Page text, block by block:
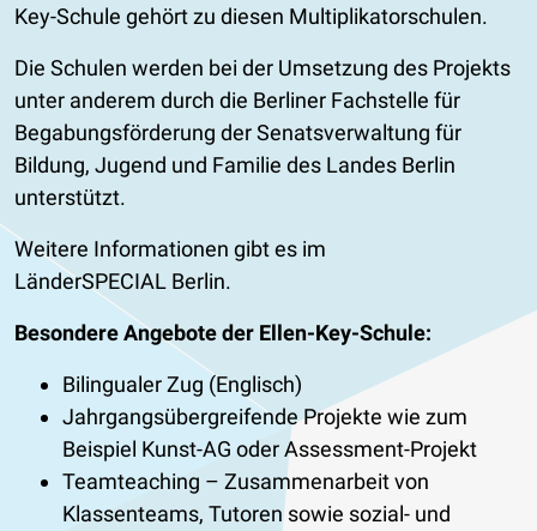
Key-Schule gehört zu diesen Multiplikatorschulen.
Die Schulen werden bei der Umsetzung des Projekts
unter anderem durch die Berliner Fachstelle für
Begabungsförderung der Senatsverwaltung für
Bildung, Jugend und Familie des Landes Berlin
unterstützt.
Weitere Informationen gibt es im
LänderSPECIAL Berlin.
Besondere Angebote der Ellen-Key-Schule:
Bilingualer Zug (Englisch)
Jahrgangsübergreifende Projekte wie zum
Beispiel Kunst-AG oder Assessment-Projekt
Teamteaching – Zusammenarbeit von
Klassenteams, Tutoren sowie sozial- und